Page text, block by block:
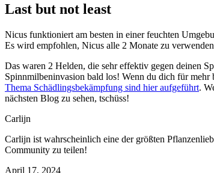
Last but not least
Nicus funktioniert am besten in einer feuchten
Es wird empfohlen, Nicus alle 2 Monate zu
Das waren 2 Helden, die sehr effektiv gegen deinen
Spinnmilbeninvasion bald los! Wenn du dich für mehr
Thema Schädlingsbekämpfung sind hier aufgeführt.
nächsten Blog zu sehen, tschüss!
Carlijn
Carlijn ist wahrscheinlich eine der größten
Community zu teilen!
April 17, 2024